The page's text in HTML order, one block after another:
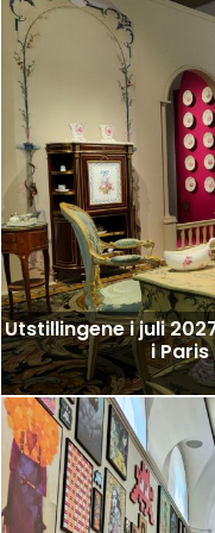
Utstillingene i juli
i